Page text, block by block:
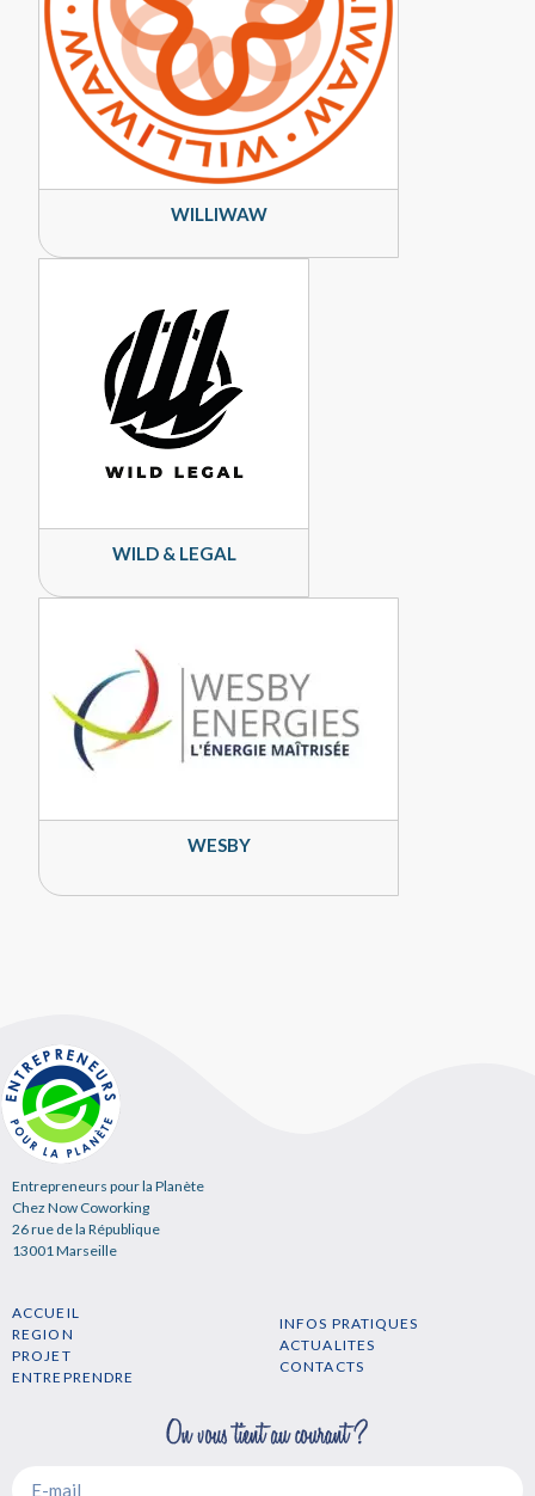
WILLIWAW
WILD & LEGAL
WESBY
Entrepreneurs pour la Planète
Chez Now Coworking
26 rue de la République
13001 Marseille
ACCUEIL
REGION
PROJET
ENTREPRENDRE
INFOS PRATIQUES
ACTUALITES
CONTACTS